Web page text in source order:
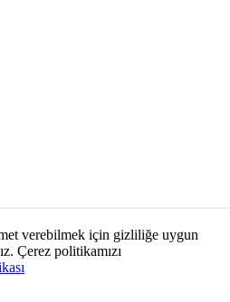
verebilmek için gizliliğe uygun
Çerez politikamızı